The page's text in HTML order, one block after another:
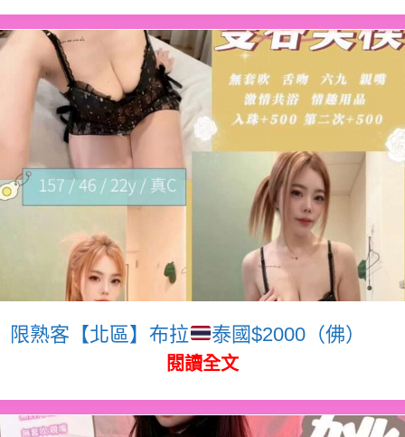
限熟客【北區】布拉 泰國$2000（佛）
閱讀全文